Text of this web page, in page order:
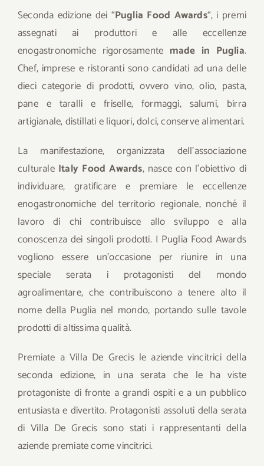
Seconda edizione dei “Puglia Food Awards“, i premi
assegnati ai produttori e alle eccellenze
enogastronomiche rigorosamente made in Puglia.
Chef, imprese e ristoranti sono candidati ad una delle
dieci categorie di prodotti, ovvero vino, olio, pasta,
pane e taralli e friselle, formaggi, salumi, birra
artigianale, distillati e liquori, dolci, conserve alimentari.
La manifestazione, organizzata dell’associazione
culturale Italy Food Awards, nasce con l’obiettivo di
individuare, gratificare e premiare le eccellenze
enogastronomiche del territorio regionale, nonché il
lavoro di chi contribuisce allo sviluppo e alla
conoscenza dei singoli prodotti. I Puglia Food Awards
vogliono essere un’occasione per riunire in una
speciale serata i protagonisti del mondo
agroalimentare, che contribuiscono a tenere alto il
nome della Puglia nel mondo, portando sulle tavole
prodotti di altissima qualità.
Premiate a Villa De Grecis le aziende vincitrici della
seconda edizione, in una serata che le ha viste
protagoniste di fronte a grandi ospiti e a un pubblico
entusiasta e divertito. Protagonisti assoluti della serata
di Villa De Grecis sono stati i rappresentanti della
aziende premiate come vincitrici.